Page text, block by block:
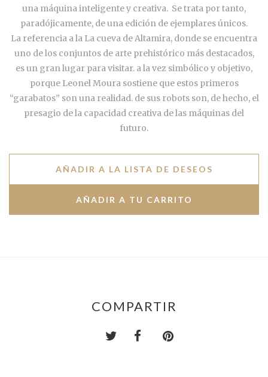
una máquina inteligente y creativa. Se trata por tanto,
paradójicamente, de una edición de ejemplares únicos.
La referencia a la La cueva de Altamira, donde se encuentra
uno de los conjuntos de arte prehistórico más destacados,
es un gran lugar para visitar. a la vez simbólico y objetivo,
porque Leonel Moura sostiene que estos primeros
“garabatos” son una realidad. de sus robots son, de hecho, el
presagio de la capacidad creativa de las máquinas del
futuro.
AÑADIR A LA LISTA DE DESEOS
COMPARTIR